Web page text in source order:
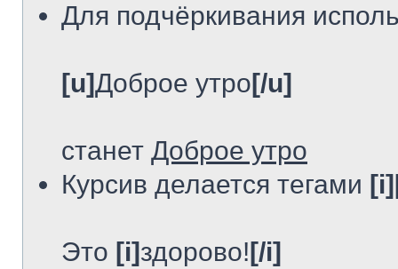
Для подчёркивания
[u]Доброе утро[/u]
станет Доброе утро
Курсив делается тегами
Это [i]здорово![/i]